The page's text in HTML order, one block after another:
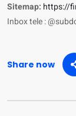
Sitemap: https://
Inbox tele :
Share now